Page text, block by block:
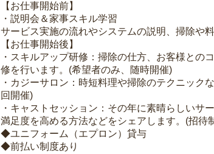
【お仕事開始前】
・説明会＆家事スキル学習
サービス実施の流れやシステムの説明、掃除や
【お仕事開始後】
・スキルアップ研修：掃除の仕方、お客様との
修を行います。(希望者のみ、随時開催)
・カジーサロン：時短料理や掃除のテクニック
回開催)
・キャストセッション：その年に素晴らしいサ
満足度を高める方法などをシェアします。(招待
◆ユニフォーム（エプロン）貸与
◆前払い制度あり